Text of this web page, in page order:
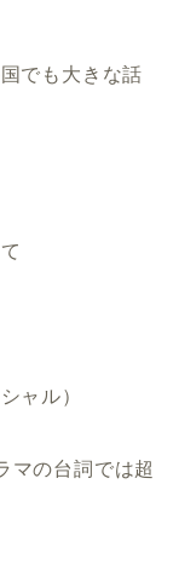
でも大きな話
ャル）
マの台詞では超